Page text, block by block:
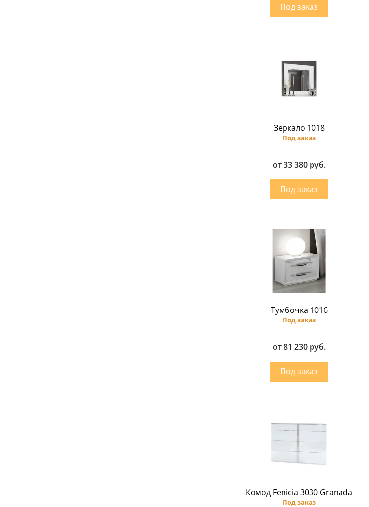
Зеркало 1018
Под заказ
от 33 380 руб.
Тумбочка 1016
Под заказ
от 81 230 руб.
Комод Fenicia 3030 Granada
Под заказ